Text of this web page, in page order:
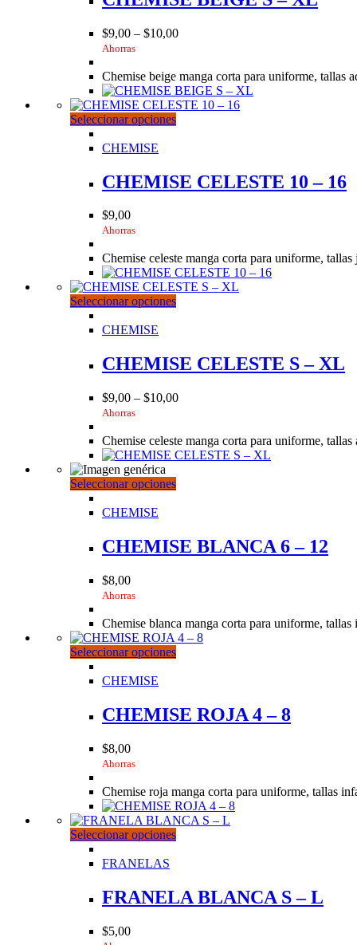
Las
se
en
la
página
de
$9,00 – $10,00
Ahorras
Chemise beige manga corta para uniforme, tallas
Seleccionar opcionesEste
variantes.
Las
en
la
página
de
CHEMISE
CHEMISE CELESTE 10 – 16
$9,00
Ahorras
Chemise celeste manga corta para uniforme,
Seleccionar opcionesEste
variantes.
Las
se
en
la
de
CHEMISE
CHEMISE CELESTE S – XL
$9,00 – $10,00
Ahorras
Chemise celeste manga corta para uniforme,
Seleccionar opcionesEste
variantes.
Las
en
la
página
CHEMISE
CHEMISE BLANCA 6 – 12
$8,00
Ahorras
Chemise blanca manga corta para uniforme,
Seleccionar opcionesEste
variantes.
Las
en
la
página
de
CHEMISE
CHEMISE ROJA 4 – 8
$8,00
Ahorras
Chemise roja manga corta para uniforme, tallas
Seleccionar opcionesEste
variantes.
Las
FRANELAS
FRANELA BLANCA S – L
$5,00